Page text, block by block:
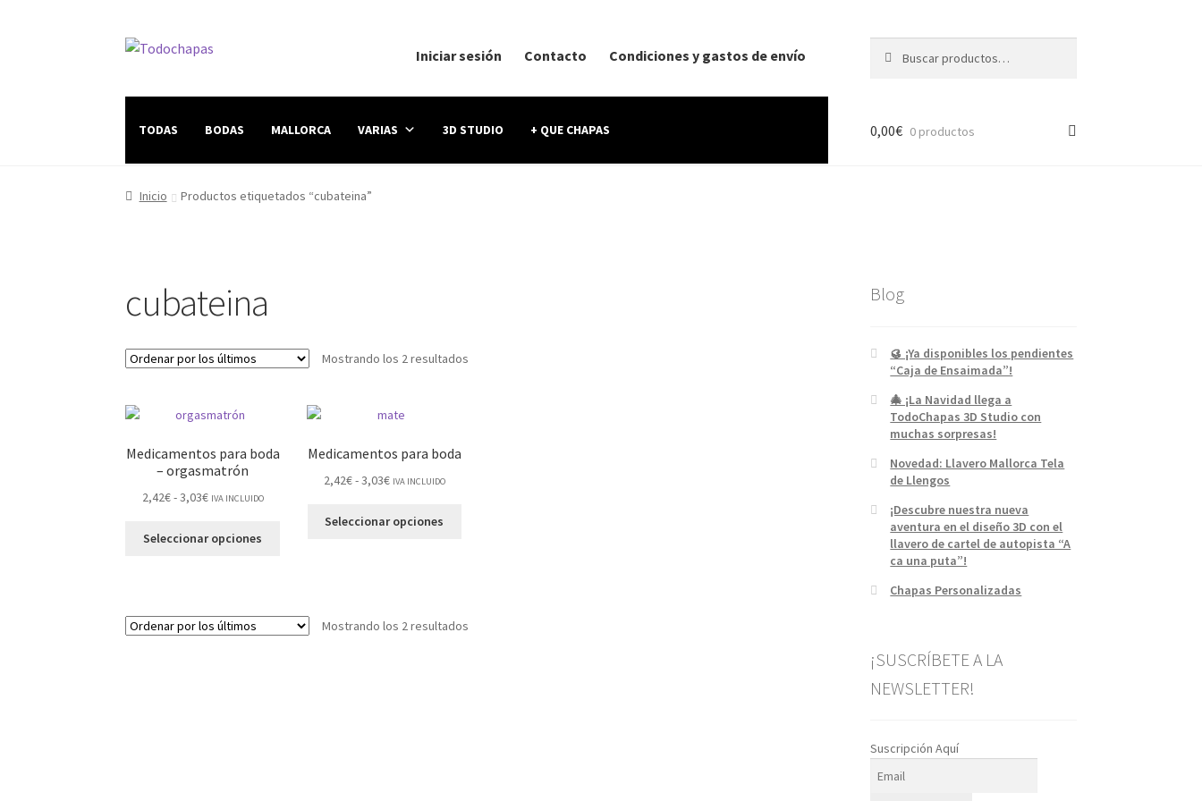
Iniciar sesión Contacto Condiciones y gastos de envío
TODAS BODAS MALLORCA VARIAS 3D STUDIO + QUE CHAPAS 0,00€ 0 productos
Inicio Productos etiquetados “cubateina”
cubateina
Mostrando los 2 resultados
Medicamentos para boda
– orgasmatrón
2,42€-3,03€ IVA INCLUIDO
Seleccionar opciones
Medicamentos para boda
2,42€-3,03€ IVA INCLUIDO
Seleccionar opciones
Mostrando los 2 resultados
Blog
🥮 ¡Ya disponibles los pendientes
“Caja de Ensaimada”!
🎄 ¡La Navidad llega a
TodoChapas 3D Studio con
muchas sorpresas!
Novedad: Llavero Mallorca Tela
de Llengos
¡Descubre nuestra nueva
aventura en el diseño 3D con el
llavero de cartel de autopista “A
ca una puta”!
Chapas Personalizadas
¡SUSCRÍBETE A LA
NEWSLETTER!
Suscripción Aquí